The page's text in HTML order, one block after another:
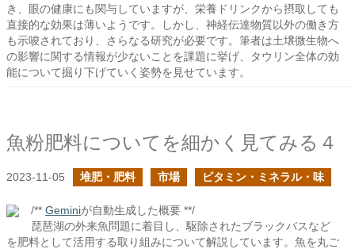
き、眼の健康にも関与していますが、栄養ドリンクから摂取しても
直接的な効果は薄いようです。しかし、神経伝達物質以外の働き方
も示唆されており、さらなる研究が必要です。筆者は土壌微生物へ
の影響に関する情報が少ないことを課題に挙げ、タウリン全体の効
能について掘り下げていく姿勢を見せています。
魚粉肥料についてを細かく見てみる４
2023-11-05 堆肥・肥料 市場 ビタミン・ミネラル・味
/** Geminiが自動生成した概要 **/
琵琶湖の外来魚問題に着目し、駆除されたブラックバスなど
を肥料として活用する取り組みについて解説しています。魚を丸ご